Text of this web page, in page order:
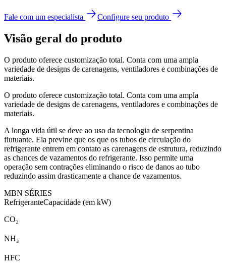
Fale com um especialista Configure seu produto
Visão geral do produto
O produto oferece customização total. Conta com uma ampla
variedade de designs de carenagens, ventiladores e combinações de
materiais.
O produto oferece customização total. Conta com uma ampla
variedade de designs de carenagens, ventiladores e combinações de
materiais.
A longa vida útil se deve ao uso da tecnologia de serpentina
flutuante. Ela previne que os que os tubos de circulação do
refrigerante entrem em contato as carenagens de estrutura, reduzindo
as chances de vazamentos do refrigerante. Isso permite uma
operação sem contrações eliminando o risco de danos ao tubo
reduzindo assim drasticamente a chance de vazamentos.
MBN SÉRIES
RefrigeranteCapacidade (em kW)
CO₂
NH₃
HFC